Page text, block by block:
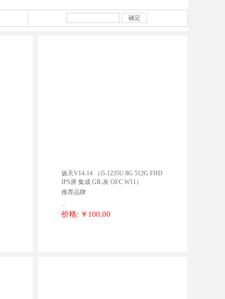
确定
扬天V14-14 （i5-1235U 8G 512G FHD
IPS屏 集成 GR-灰 OFC W11）
推荐品牌
...
价格: ￥100.00